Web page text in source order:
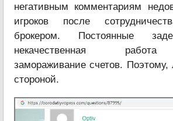
негативным комментариям
игроков после
брокером. Постоянные
некачественная
замораживание счетов.
стороной.